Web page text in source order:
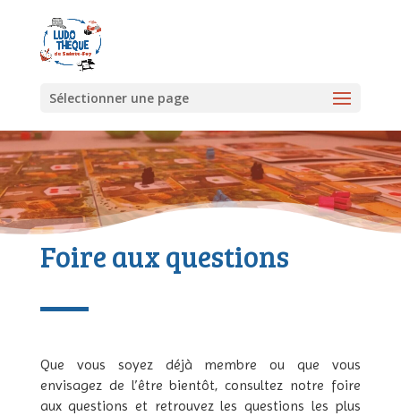
Sélectionner une page
Foire aux questions
Que vous soyez déjà membre ou que vous
envisagez de l’être bientôt, consultez notre foire
aux questions et retrouvez les questions les plus